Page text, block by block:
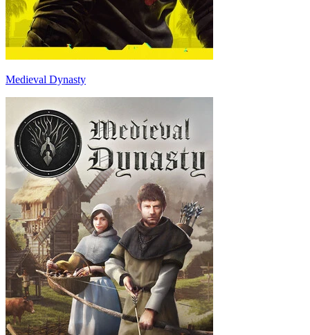
Medieval Dynasty